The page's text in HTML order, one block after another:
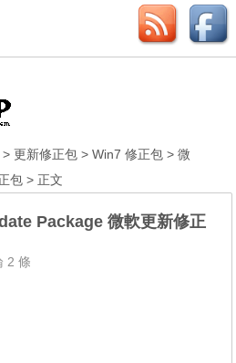
>更新修正包 >Win7 修正包 >微
包 > 正文
Package 微軟更新修正
2 條